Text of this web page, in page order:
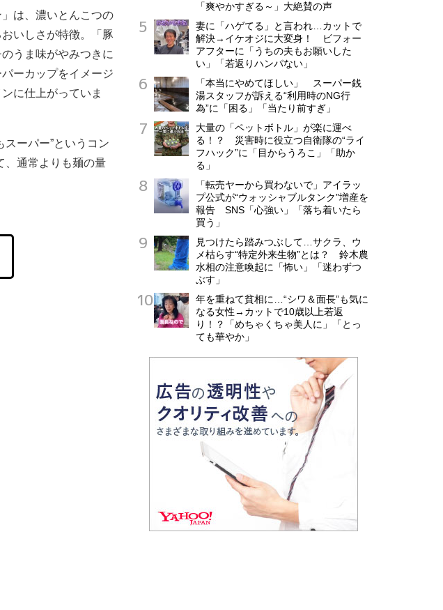
は、濃いとんこつの
いしさが特徴。「豚
うま味がやみつきに
ーカップをイメージ
に仕上がっていま
スーパー”というコン
、通常よりも麺の量
「爽やかすぎる～」大絶賛の声
妻に「ハゲてる」と言われ…カットで
解決→イケオジに大変身！ ビフォー
アフターに「うちの夫もお願いした
い」「若返りハンパない」
「本当にやめてほしい」 スーパー銭
湯スタッフが訴える“利用時のNG行
為”に「困る」「当たり前すぎ」
大量の「ペットボトル」が楽に運べ
る！？ 災害時に役立つ自衛隊の“ライ
フハック”に「目からうろこ」「助か
る」
「転売ヤーから買わないで」アイラッ
プ公式が“ウォッシャブルタンク”増産を
報告 SNS「心強い」「落ち着いたら
買う」
見つけたら踏みつぶして…サクラ、ウ
メ枯らす“特定外来生物”とは？ 鈴木農
水相の注意喚起に「怖い」「迷わずつ
ぶす」
年を重ねて貧相に…“シワ＆面長”も気に
なる女性→カットで10歳以上若返
り！？「めちゃくちゃ美人に」「とっ
ても華やか」